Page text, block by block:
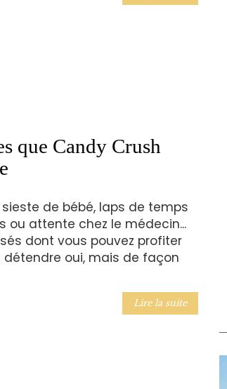
que Candy Crush
de bébé, laps de temps
ou attente chez le médecin...
dont vous pouvez profiter
détendre oui, mais de façon
Lire la suite